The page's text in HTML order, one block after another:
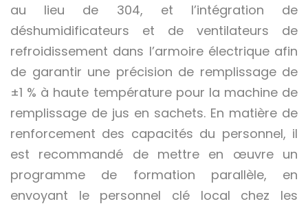
au lieu de 304, et l’intégration de
déshumidificateurs et de ventilateurs de
refroidissement dans l’armoire électrique afin
de garantir une précision de remplissage de
±1 % à haute température pour la machine de
remplissage de jus en sachets. En matière de
renforcement des capacités du personnel, il
est recommandé de mettre en œuvre un
programme de formation parallèle, en
envoyant le personnel clé local chez les